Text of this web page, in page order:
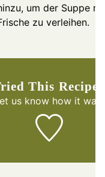
um der Suppe
zu verleihen.
Tried This Recipe?
us know how it was!